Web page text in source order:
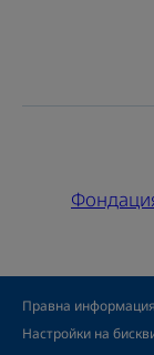
Правна информация
Настройки на